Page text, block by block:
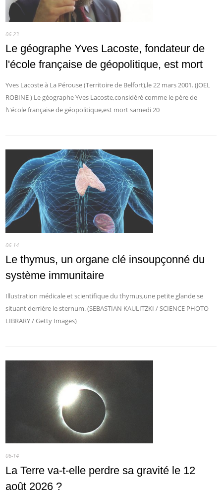
06-23
Le géographe Yves Lacoste, fondateur de
l'école française de géopolitique, est mort
Yves Lacoste à La Pérouse (Territoire de Belfort),le 22 mars 2001. (JOEL
ROBINE ) Le géographe Yves Lacoste,considéré comme le père de
l\'école française de géopolitique,est mort samedi 20
06-14
Le thymus, un organe clé insoupçonné du
système immunitaire
Illustration médicale et scientifique du thymus,une petite glande se
situant derrière le sternum. (SEBASTIAN KAULITZKI / SCIENCE PHOTO
LIBRARY / Getty Images)
06-14
La Terre va-t-elle perdre sa gravité le 12
août 2026 ?